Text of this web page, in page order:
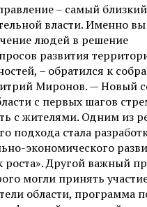
– самый
власти. Именно
людей в решение
развития
– обратился к
Миронов. — Новый
с первых шагов
с жителями. Одним из
подхода стала
экономического
роста». Другой важный
могли принять
области, программа